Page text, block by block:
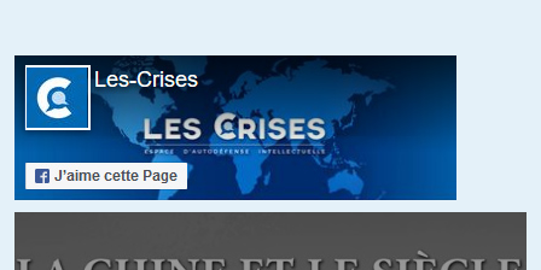
+5 ALERTER
Kiwixar//21.06.2018 à 11h02
Il y a deux types de journalistes : les p*tes, et les chômeurs.
actionnaires, l’oligarchie, Zupiter, les officines qui leur livrent des